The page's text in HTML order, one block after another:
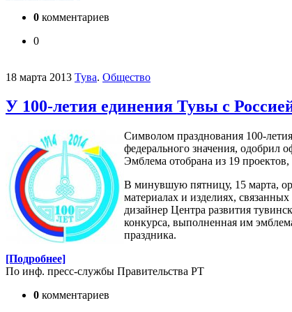
0 комментариев
0
18 марта 2013 Тува. Общество
У 100-летия единения Тувы с
Символом празднования 100-
федерального значения, одобрил
Эмблема отобрана из 19
В минувшую пятницу, 15 марта,
материалах и изделиях,
дизайнер Центра развития
конкурса, выполненная им
праздника.
[Подробнее]
По инф. пресс-службы Правительства РТ
0 комментариев